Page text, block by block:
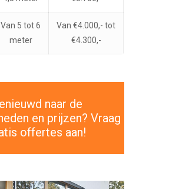
Van 5 tot 6
meter
Van €4.000,- tot
€4.300,-
naar de
en prijzen? Vraag
offertes aan!